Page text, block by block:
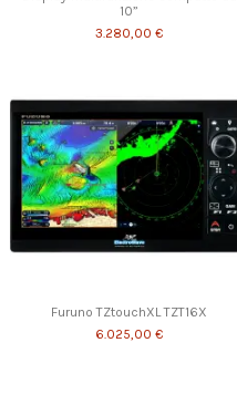
10”
3.280,00 €
Furuno TZtouchXL TZT16X
6.025,00 €